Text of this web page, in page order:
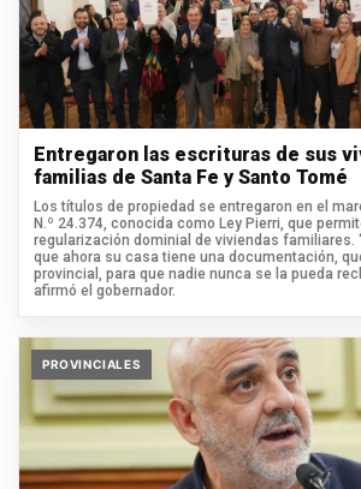
Entregaron las escrituras de sus
familias de Santa Fe y Santo Tomé
Los títulos de propiedad se entregaron en el
N.º 24.374, conocida como Ley Pierri, que
regularización dominial de viviendas familiares.
que ahora su casa tiene una documentación,
provincial, para que nadie nunca se la pueda
afirmó el gobernador.
PROVINCIALES